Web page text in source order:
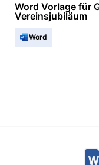
Word Vorlage für
Vereinsjubiläum
Word